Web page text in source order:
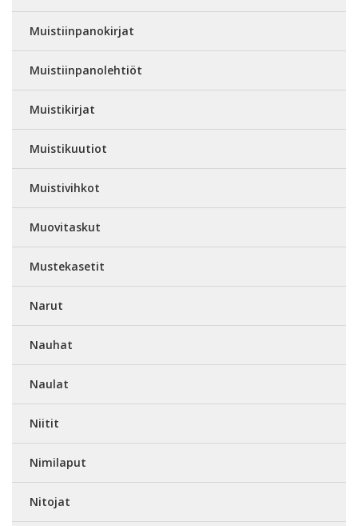
Muistiinpanokirjat
Muistiinpanolehtiöt
Muistikirjat
Muistikuutiot
Muistivihkot
Muovitaskut
Mustekasetit
Narut
Nauhat
Naulat
Niitit
Nimilaput
Nitojat